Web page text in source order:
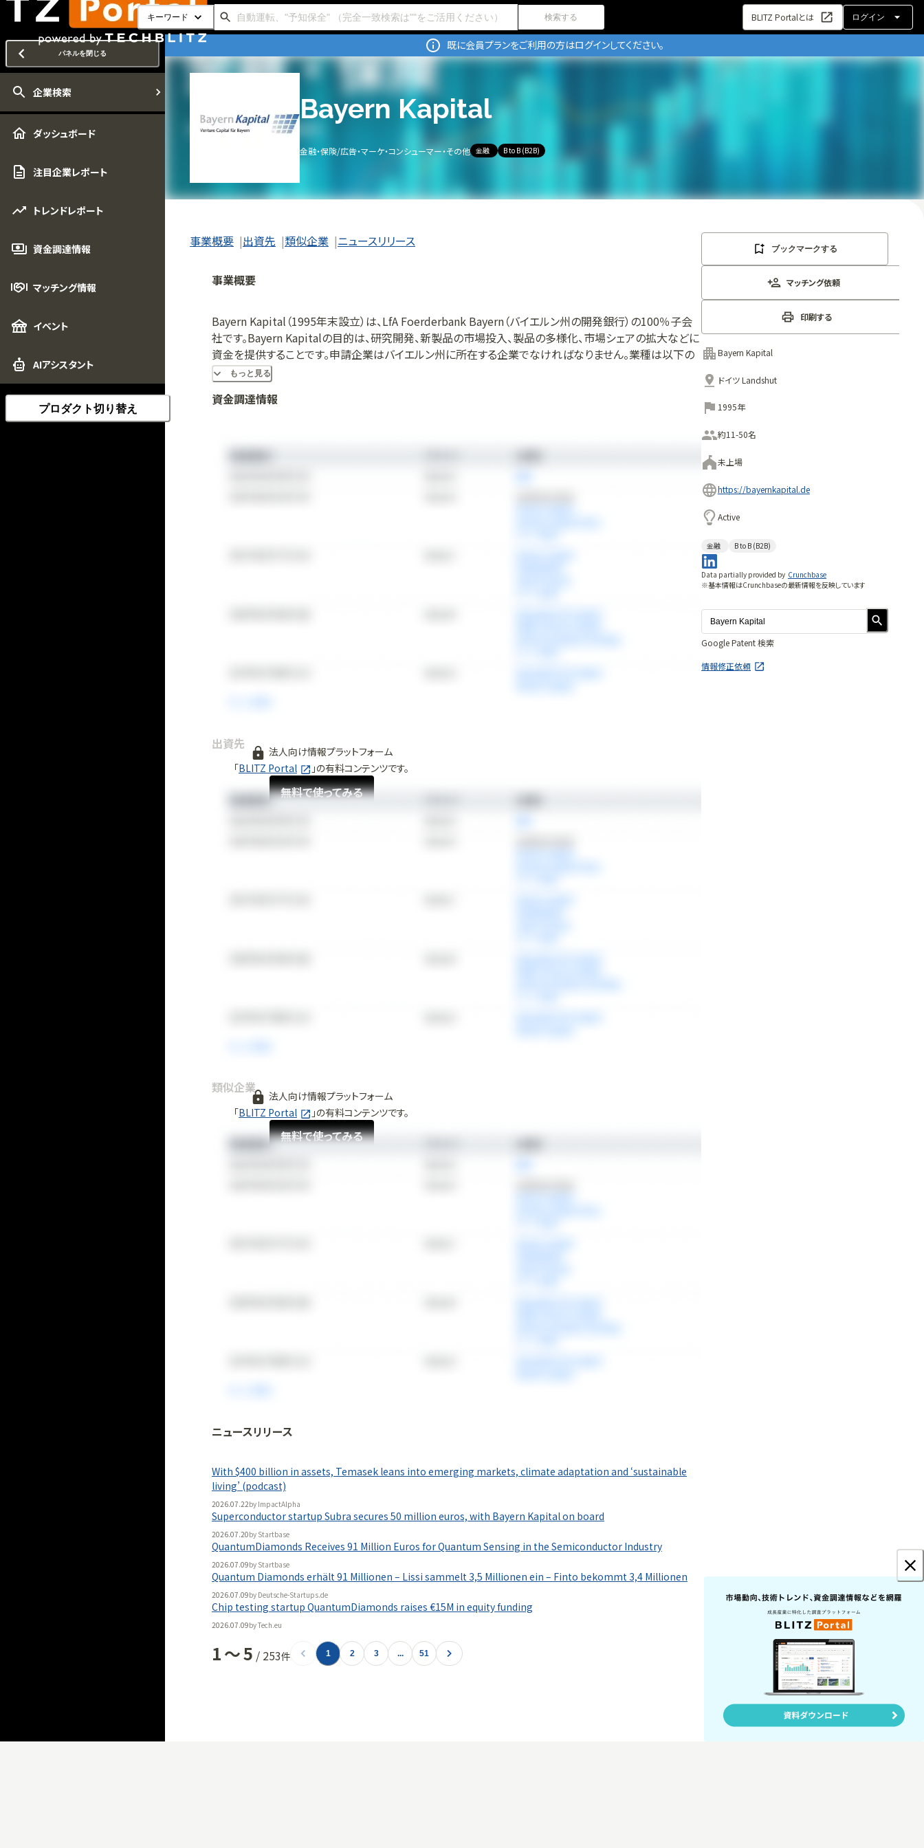
キーワード 検索する BLITZ Portalとは ログイン
パネルを閉じる
企業検索
ダッシュボード
注目企業レポート
トレンドレポート
資金調達情報
マッチング情報
イベント
AIアシスタント
プロダクト切り替え
既に会員プランをご利用の方はログインしてください。
Bayern Kapital
金融・保険/広告・マーケ・コンシューマー・その他 金融 B to B (B2B)
事業概要 出資先 類似企業 ニュースリリース
事業概要
Bayern Kapital（1995年末設立）は、LfA Foerderbank Bayern（バイエルン州の開発銀行）の100％子会
社です。Bayern Kapitalの目的は、研究開発、新製品の市場投入、製品の多様化、市場シェアの拡大などに
資金を提供することです。申請企業はバイエルン州に所在する企業でなければなりません。業種は以下の
通りです。IT/ソフトウェア、ライフサイエンス、新素材、マイクロシステム、環境技術など。 Bayern Kapitalと
そのファンドは250社以上に投資し、現在3億4千万ユーロのファンドを運用しています。バイエルン・カピタ
ルは現在、Seedfonds Bayern、Clusterfonds Start-Up！、Innovationsfonds、Innovationsfonds EFRE、
もっと見る
資金調達情報
法人向け情報プラットフォーム
「BLITZ Portal 」の有料コンテンツです。
無料で使ってみる
出資先
法人向け情報プラットフォーム
「BLITZ Portal 」の有料コンテンツです。
無料で使ってみる
類似企業
法人向け情報プラットフォーム
無料で使ってみる
ニュースリリース
With $400 billion in assets, Temasek leans into emerging markets, climate adaptation and ‘sustainable
living’ (podcast)
2026.07.22by ImpactAlpha
Superconductor startup Subra secures 50 million euros, with Bayern Kapital on board
2026.07.20by Startbase
QuantumDiamonds Receives 91 Million Euros for Quantum Sensing in the Semiconductor Industry
2026.07.09by Startbase
Quantum Diamonds erhält 91 Millionen – Lissi sammelt 3,5 Millionen ein – Finto bekommt 3,4 Millionen
2026.07.09by Deutsche-Startups.de
Chip testing startup QuantumDiamonds raises €15M in equity funding
2026.07.09byTech.eu
1〜5 / 253件 1 2 3 ... 51
ブックマークする
マッチング依頼
印刷する
Bayern Kapital
ドイツ Landshut
1995年
約11-50名
未上場
https://bayernkapital.de
Active
金融 B to B (B2B)
Data partially provided by Crunchbase
※基本情報はCrunchbaseの最新情報を反映しています
Google Patent 検索
情報修正依頼